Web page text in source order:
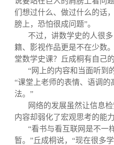
们想过什么、做过什么的话
膀上，恐怕很成问题”。
不过，讲数学史的人很
籍、影视作品更是不在少数
堂数学史课？丘成桐有自己的
“网上的内容和当面听到
“课堂上老师的表情、语调
法。”
网络的发展虽然让信息
内容却弱化了宏观思考的能力
“看书与看互联网是不一
暂。”丘成桐说，“现在很多